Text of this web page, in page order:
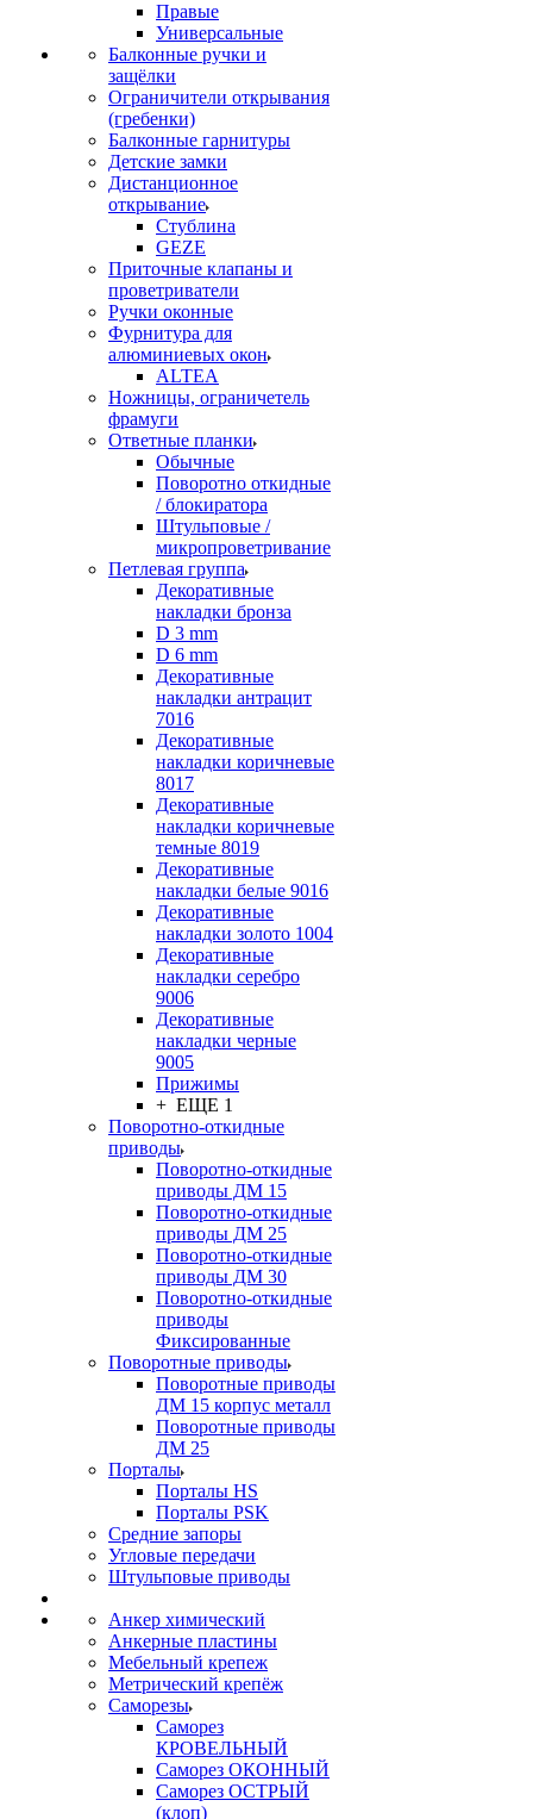
Правые
Универсальные
Балконные ручки и
защёлки
Ограничители открывания
(гребенки)
Балконные гарнитуры
Детские замки
Дистанционное
открывание
Стублина
GEZE
Приточные клапаны и
проветриватели
Ручки оконные
Фурнитура для
алюминиевых окон
ALTEA
Ножницы, ограничетель
фрамуги
Ответные планки
Обычные
Поворотно откидные
/ блокиратора
Штульповые /
микропроветривание
Петлевая группа
Декоративные
накладки бронза
D 3 mm
D 6 mm
Декоративные
накладки антрацит
7016
Декоративные
накладки коричневые
8017
Декоративные
накладки коричневые
темные 8019
Декоративные
накладки белые 9016
Декоративные
накладки золото 1004
Декоративные
накладки серебро
9006
Декоративные
накладки черные
9005
Прижимы
+ ЕЩЕ 1
Поворотно-откидные
приводы
Поворотно-откидные
приводы ДМ 15
Поворотно-откидные
приводы ДМ 25
Поворотно-откидные
приводы ДМ 30
Поворотно-откидные
приводы
Фиксированные
Поворотные приводы
Поворотные приводы
ДМ 15 корпус металл
Поворотные приводы
ДМ 25
Порталы
Порталы HS
Порталы PSK
Средние запоры
Угловые передачи
Штульповые приводы
Анкер химический
Анкерные пластины
Мебельный крепеж
Метрический крепёж
Саморезы
Саморез
КРОВЕЛЬНЫЙ
Саморез ОКОННЫЙ
Саморез ОСТРЫЙ
(клоп)